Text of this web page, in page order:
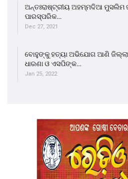
ଅନ୍ତଃରାଷ୍ଟ୍ରୀୟ ଅହମ୍ମଦିଆ ମୁସଲିମ
ପାରସ୍ପରିକ…
Dec 27, 2021
ବୋହୁଙ୍କୁ ହତ୍ୟା ଅଭିଯୋଗ ଆଣି
ଧାରଣା ଓ ଏସପିଙ୍କ…
Jan 25, 2022